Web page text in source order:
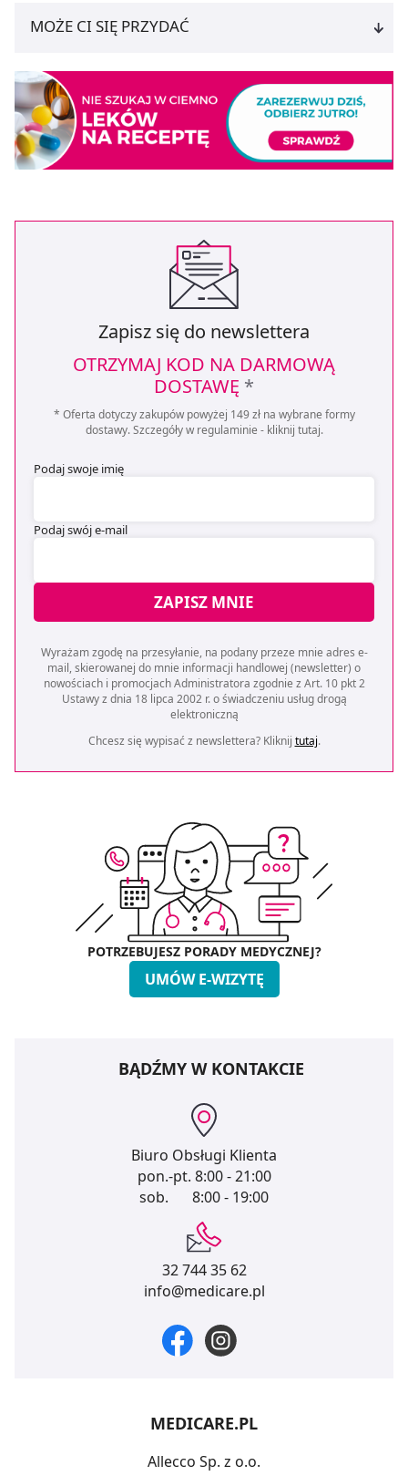
MOŻE CI SIĘ PRZYDAĆ
Zapisz się do newslettera
OTRZYMAJ KOD NA DARMOWĄ
DOSTAWĘ *
* Oferta dotyczy zakupów powyżej 149 zł na wybrane formy
dostawy. Szczegóły w regulaminie - kliknij tutaj.
Podaj swoje imię
Podaj swój e-mail
ZAPISZ MNIE
Wyrażam zgodę na przesyłanie, na podany przeze mnie adres e-
mail, skierowanej do mnie informacji handlowej (newsletter) o
nowościach i promocjach Administratora zgodnie z Art. 10 pkt 2
Ustawy z dnia 18 lipca 2002 r. o świadczeniu usług drogą
elektroniczną
Chcesz się wypisać z newslettera? Kliknij tutaj.
POTRZEBUJESZ PORADY MEDYCZNEJ?
UMÓW E-WIZYTĘ
BĄDŹMY W KONTAKCIE
Biuro Obsługi Klienta
pon.-pt. 8:00 - 21:00
sob.
8:00 - 19:00
32 744 35 62
info@medicare.pl
MEDICARE.PL
Allecco Sp. z o.o.